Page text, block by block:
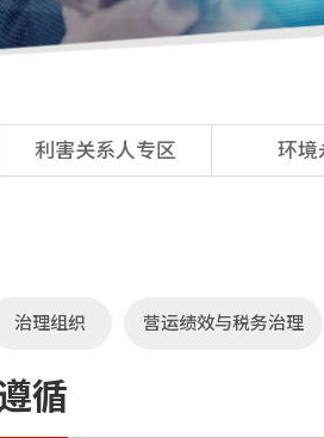
利害关系人专区 环境
治理组织 营运绩效与税务治理
循